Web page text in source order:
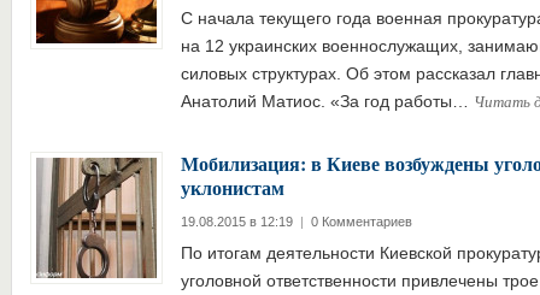
С начала текущего года военная
на 12 украинских военнослужащих,
силовых структурах. Об этом рассказал
Анатолий Матиос. «За год работы… Читать
Мобилизация: в Киеве возбуждены
уклонистам
19.08.2015 в 12:19 | 0 Комментариев
По итогам деятельности Киевской
уголовной ответственности привлечены